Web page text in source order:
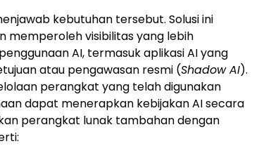
kebutuhan tersebut. Solusi ini
memperoleh visibilitas yang lebih
AI, termasuk aplikasi AI yang
atau pengawasan resmi (Shadow AI).
perangkat yang telah digunakan
dapat menerapkan kebijakan AI secara
perangkat lunak tambahan dengan